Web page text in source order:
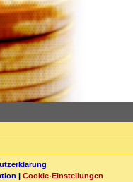
| Cookie-Einstellungen